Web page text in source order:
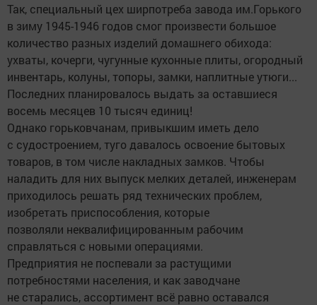
Так, специальный цех ширпотреба завода им.Горького
в зиму 1945-1946 годов смог произвести большое
количество разных изделий домашнего обихода:
ухваты, кочерги, чугунные кухонные плиты, огородный
инвентарь, колуны, топоры, замки, наплитные утюги...
Последних планировалось выдать за оставшиеся
восемь месяцев 10 тысяч единиц!
Однако горьковчанам, привыкшим иметь дело
с судостроением, туго давалось освоение бытовых
товаров, в том числе накладных замков. Чтобы
наладить для них выпуск мелких деталей, инженерам
приходилось решать ряд технических проблем,
изобретать приспособления, которые
позволяли неквалифицированным рабочим
справляться с новыми операциями.
Предприятия не поспевали за растущими
потребностями населения, и как заводчане
не старались, ассортимент всё равно оставался